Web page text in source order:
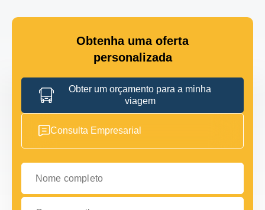
Obtenha uma oferta
personalizada
Obter um orçamento para a minha
viagem
Consulta Empresarial
Nome completo
O seu e-mail